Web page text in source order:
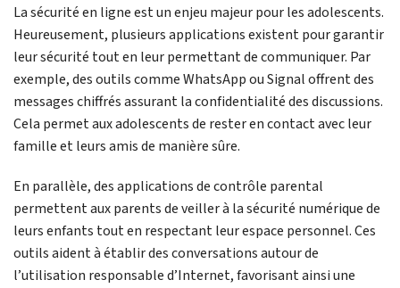
La sécurité en ligne est un enjeu majeur pour les adolescents.
Heureusement, plusieurs applications existent pour garantir
leur sécurité tout en leur permettant de communiquer. Par
exemple, des outils comme WhatsApp ou Signal offrent des
messages chiffrés assurant la confidentialité des discussions.
Cela permet aux adolescents de rester en contact avec leur
famille et leurs amis de manière sûre.
En parallèle, des applications de contrôle parental
permettent aux parents de veiller à la sécurité numérique de
leurs enfants tout en respectant leur espace personnel. Ces
outils aident à établir des conversations autour de
l’utilisation responsable d’Internet, favorisant ainsi une